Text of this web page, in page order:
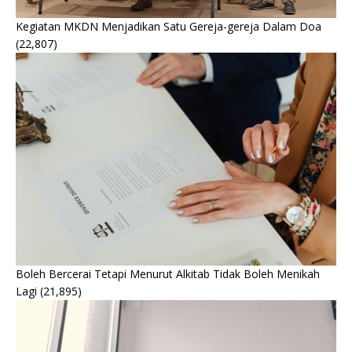
Kegiatan MKDN Menjadikan Satu Gereja-gereja Dalam Doa
(22,807)
Boleh Bercerai Tetapi Menurut Alkitab Tidak Boleh Menikah
Lagi (21,895)